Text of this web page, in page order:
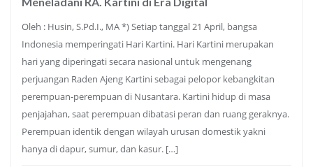
Oleh : Husin, S.Pd.I., MA *) Setiap tanggal 21 April, bangsa
Indonesia memperingati Hari Kartini. Hari Kartini merupakan
hari yang diperingati secara nasional untuk mengenang
perjuangan Raden Ajeng Kartini sebagai pelopor kebangkitan
perempuan-perempuan di Nusantara. Kartini hidup di masa
penjajahan, saat perempuan dibatasi peran dan ruang geraknya.
Perempuan identik dengan wilayah urusan domestik yakni
hanya di dapur, sumur, dan kasur. […]